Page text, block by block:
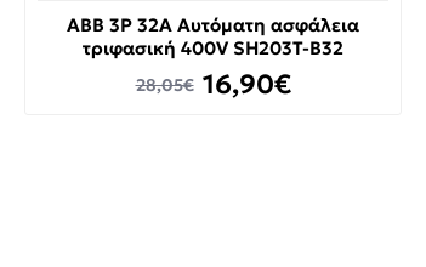
ABB 3P 32A Αυτόματη ασφάλεια
τριφασική 400V SH203T-B32
16,90€
28,05€